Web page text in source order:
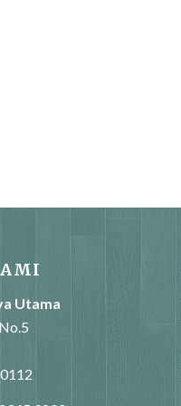
Utama